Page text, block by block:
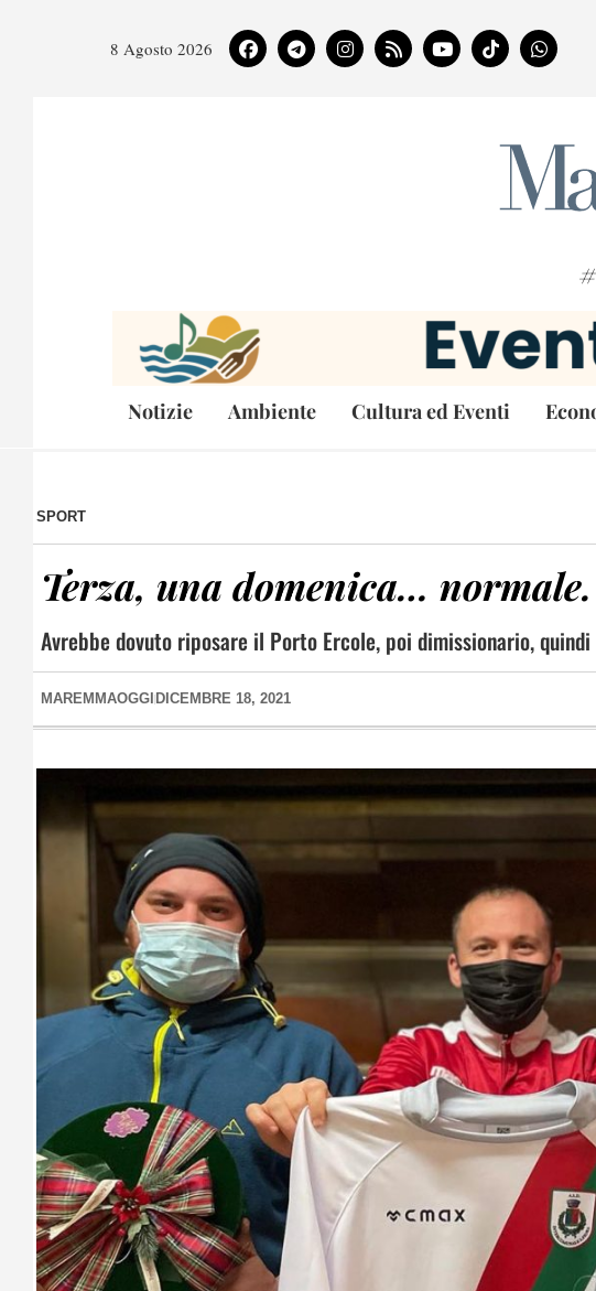
8 Agosto 2026
#
Notizie Ambiente Cultura ed Eventi
SPORT
Terza, una domenica…
Avrebbe dovuto riposare il Porto Ercole, poi dimissionario,
MAREMMAOGGI DICEMBRE 18, 2021